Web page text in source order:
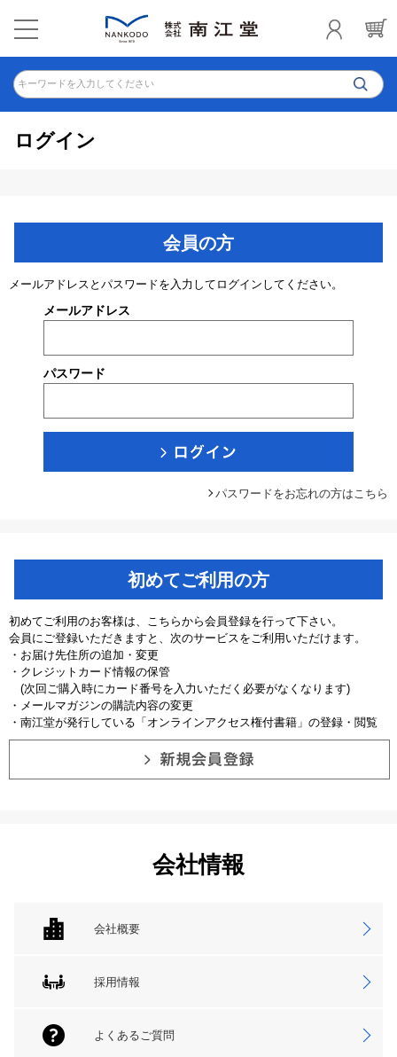
キーワードを入力してください
ログイン
会員の方
メールアドレスとパスワードを入力してログインしてください。
メールアドレス
パスワード
パスワードをお忘れの方はこちら
初めてご利用の方
初めてご利用のお客様は、こちらから会員登録を行って下さい。
会員にご登録いただきますと、次のサービスをご利用いただけます。
・お届け先住所の追加・変更
・クレジットカード情報の保管
(次回ご購入時にカード番号を入力いただく必要がなくなります)
・メールマガジンの購読内容の変更
・南江堂が発行している「オンラインアクセス権付書籍」の登録・閲覧
会社情報
会社概要
採用情報
よくあるご質問